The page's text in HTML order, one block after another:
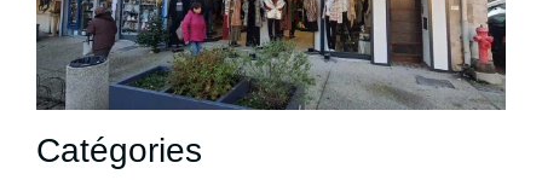
Catégories